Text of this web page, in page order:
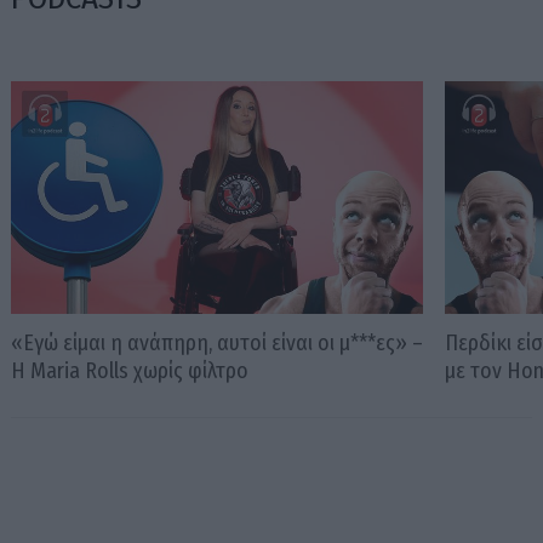
«Εγώ είμαι η ανάπηρη, αυτοί είναι οι μ***ες» –
Η Maria Rolls χωρίς φίλτρο
Περδίκι
με τον